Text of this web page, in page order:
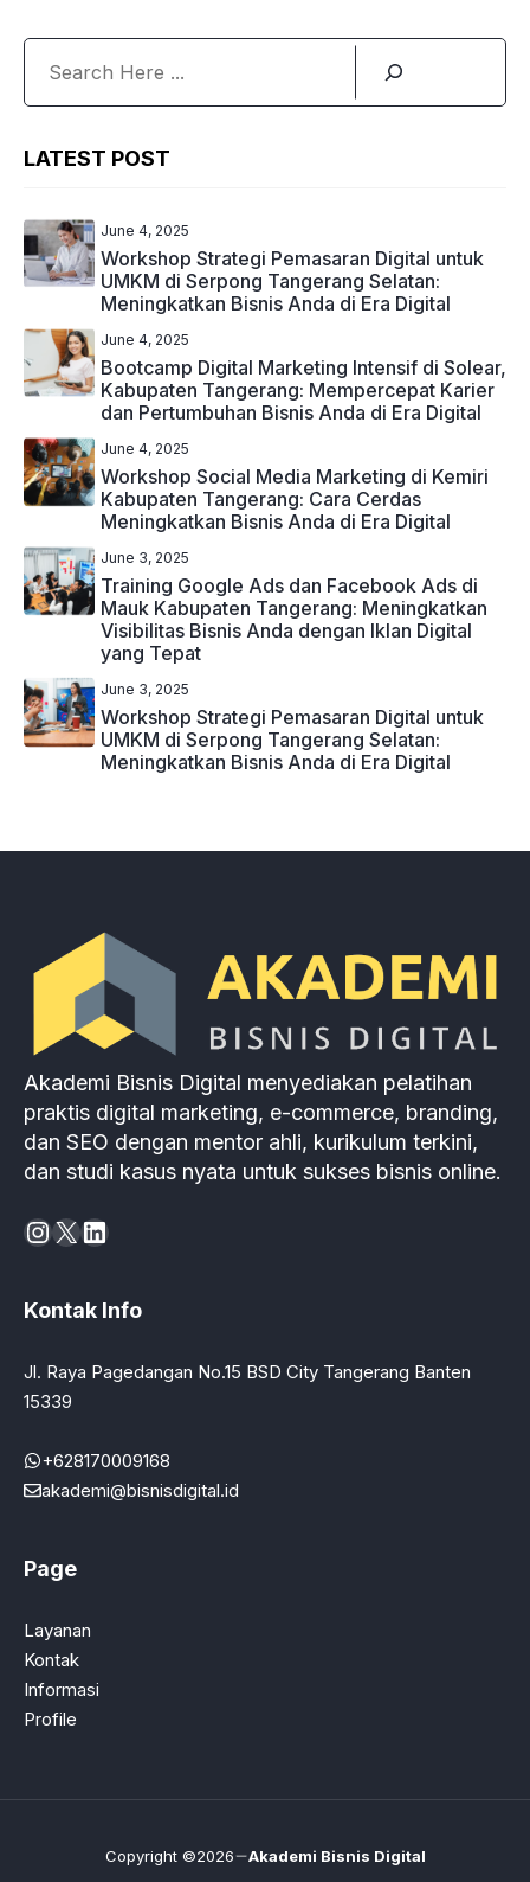
Search
LATEST POST
June 4, 2025
Workshop Strategi Pemasaran Digital untuk
UMKM di Serpong Tangerang Selatan:
Meningkatkan Bisnis Anda di Era Digital
June 4, 2025
Bootcamp Digital Marketing Intensif di Solear,
Kabupaten Tangerang: Mempercepat Karier
dan Pertumbuhan Bisnis Anda di Era Digital
June 4, 2025
Workshop Social Media Marketing di Kemiri
Kabupaten Tangerang: Cara Cerdas
Meningkatkan Bisnis Anda di Era Digital
June 3, 2025
Training Google Ads dan Facebook Ads di
Mauk Kabupaten Tangerang: Meningkatkan
Visibilitas Bisnis Anda dengan Iklan Digital
yang Tepat
June 3, 2025
Workshop Strategi Pemasaran Digital untuk
UMKM di Serpong Tangerang Selatan:
Meningkatkan Bisnis Anda di Era Digital
Akademi Bisnis Digital menyediakan pelatihan
praktis digital marketing, e-commerce, branding,
dan SEO dengan mentor ahli, kurikulum terkini,
dan studi kasus nyata untuk sukses bisnis online.
Instagram
X LinkedIn
Kontak Info
Jl. Raya Pagedangan No.15 BSD City Tangerang Banten
15339
+628170009168
akademi@bisnisdigital.id
Page
Layanan
Kontak
Informasi
Profile
Copyright ©2026 Akademi Bisnis Digital